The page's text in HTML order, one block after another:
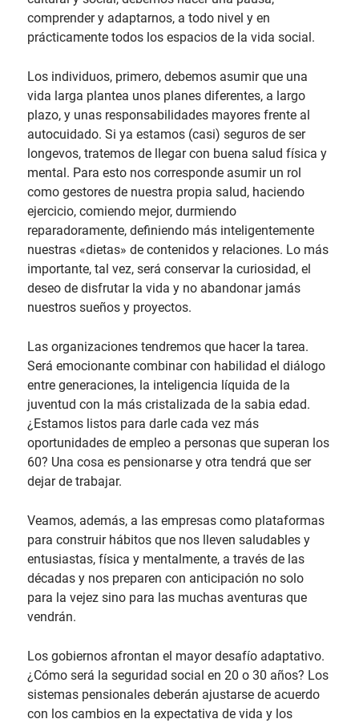
comprender y adaptarnos, a todo nivel y en
prácticamente todos los espacios de la vida social.
Los individuos, primero, debemos asumir que una
vida larga plantea unos planes diferentes, a largo
plazo, y unas responsabilidades mayores frente al
autocuidado. Si ya estamos (casi) seguros de ser
longevos, tratemos de llegar con buena salud física y
mental. Para esto nos corresponde asumir un rol
como gestores de nuestra propia salud, haciendo
ejercicio, comiendo mejor, durmiendo
reparadoramente, definiendo más inteligentemente
nuestras «dietas» de contenidos y relaciones. Lo más
importante, tal vez, será conservar la curiosidad, el
deseo de disfrutar la vida y no abandonar jamás
nuestros sueños y proyectos.
Las organizaciones tendremos que hacer la tarea.
Será emocionante combinar con habilidad el diálogo
entre generaciones, la inteligencia líquida de la
juventud con la más cristalizada de la sabia edad.
¿Estamos listos para darle cada vez más
oportunidades de empleo a personas que superan los
60? Una cosa es pensionarse y otra tendrá que ser
dejar de trabajar.
Veamos, además, a las empresas como plataformas
para construir hábitos que nos lleven saludables y
entusiastas, física y mentalmente, a través de las
décadas y nos preparen con anticipación no solo
para la vejez sino para las muchas aventuras que
vendrán.
Los gobiernos afrontan el mayor desafío adaptativo.
¿Cómo será la seguridad social en 20 o 30 años? Los
sistemas pensionales deberán ajustarse de acuerdo
con los cambios en la expectativa de vida y los